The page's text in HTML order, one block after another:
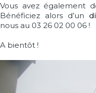
Vous avez également
Bénéficiez alors d’un
nous au 03 26 02 00 06 !
A bientôt !